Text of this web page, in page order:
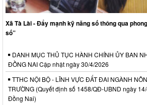
Xã Tà Lài - Đẩy mạnh kỹ năng số thông qua
số”
DANH MỤC THỦ TỤC HÀNH CHÍNH ỦY BAN
ĐỒNG NAI Cập nhật ngày 30/4/2026
TTHC NỘI BỘ - LĨNH VỰC ĐẤT ĐAI NGÀNH
TRƯỜNG (Quyết định số 1458/QĐ-UBND ngày
Đồng Nai)